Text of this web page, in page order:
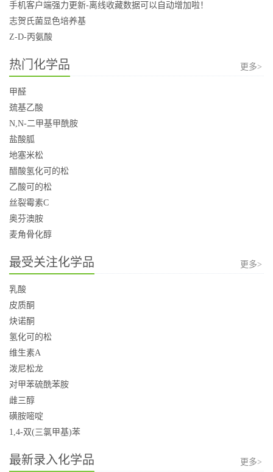
手机客户端强力更新-离线收藏数据可以自动增加啦！
志贺氏菌显色培养基
Z-D-丙氨酸
热门化学品 更多>
甲醛
巯基乙酸
N,N-二甲基甲酰胺
盐酸胍
地塞米松
醋酸氢化可的松
乙酸可的松
丝裂霉素C
奥芬澳胺
麦角骨化醇
最受关注化学品 更多>
乳酸
皮质酮
炔诺酮
氢化可的松
维生素A
泼尼松龙
对甲苯硫酰苯胺
雌三醇
磺胺嘧啶
1,4-双(三氯甲基)苯
最新录入化学品 更多>